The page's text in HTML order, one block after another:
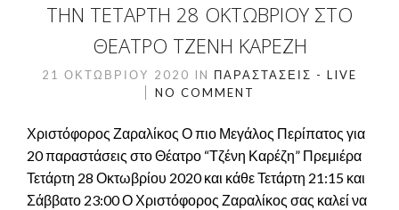
ΤΗΝ ΤΕΤΆΡΤΗ 28 ΟΚΤΩΒΡΊΟΥ ΣΤΟ
ΘΈΑΤΡΟ ΤΖΈΝΗ ΚΑΡΈΖΗ
21 ΟΚΤΩΒΡΊΟΥ 2020 IN ΠΑΡΑΣΤΆΣΕΙΣ - LIVE
NO COMMENT
Χριστόφορος Ζαραλίκος Ο πιο Μεγάλος Περίπατος για
20 παραστάσεις στο Θέατρο “Τζένη Καρέζη” Πρεμιέρα
Τετάρτη 28 Οκτωβρίου 2020 και κάθε Τετάρτη 21:15 και
Σάββατο 23:00 Ο Χριστόφορος Ζαραλίκος σας καλεί να